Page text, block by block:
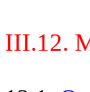
III.12.